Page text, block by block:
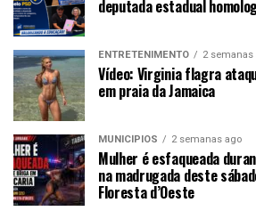
deputada estadual
ENTRETENIMENTO 2 semanas
Vídeo: Virginia flagra
em praia da Jamaica
MUNICÍPIOS 2 semanas ago
Mulher é esfaqueada
na madrugada deste
Floresta d’Oeste